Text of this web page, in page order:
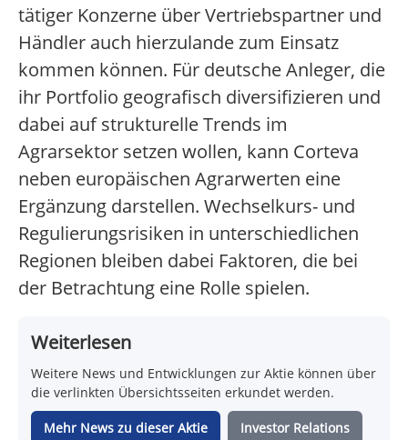
tätiger Konzerne über Vertriebspartner und
Händler auch hierzulande zum Einsatz
kommen können. Für deutsche Anleger, die
ihr Portfolio geografisch diversifizieren und
dabei auf strukturelle Trends im
Agrarsektor setzen wollen, kann Corteva
neben europäischen Agrarwerten eine
Ergänzung darstellen. Wechselkurs- und
Regulierungsrisiken in unterschiedlichen
Regionen bleiben dabei Faktoren, die bei
der Betrachtung eine Rolle spielen.
Weiterlesen
Weitere News und Entwicklungen zur Aktie können über
die verlinkten Übersichtsseiten erkundet werden.
Mehr News zu dieser Aktie Investor Relations